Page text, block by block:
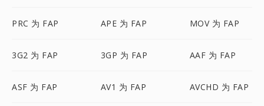
PRC 为 FAP APE 为 FAP MOV 为 FAP
3G2 为 FAP 3GP 为 FAP AAF 为 FAP
ASF 为 FAP AV1 为 FAP AVCHD 为 FAP